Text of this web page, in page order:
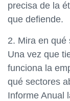
precisa de la
que defiende.
2. Mira en qué
Una vez que
funciona la
qué sectores
Informe Anual